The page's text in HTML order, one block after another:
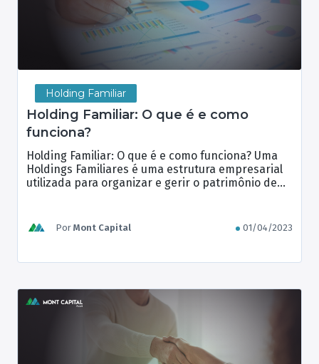
Holding Familiar
Holding Familiar: O que é e como
funciona?
Holding Familiar: O que é e como funciona? Uma
Holdings Familiares é uma estrutura empresarial
utilizada para organizar e gerir o patrimônio de
preservação do patrimônio familiar, além de
proporcionar vantagens fiscais e sucessórias. A
Por Mont Capital 01/04/2023